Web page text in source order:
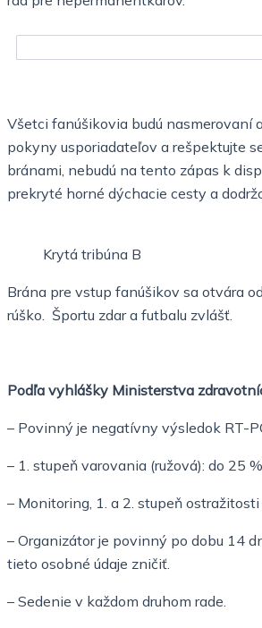
Všetci fanúšikovia budú nasmerovaní
pokyny usporiadateľov a rešpektujte
bránami, nebudú na tento zápas k
prekryté horné dýchacie cesty a
Krytá tribúna B
Brána pre vstup fanúšikov sa otvára
rúško. Športu zdar a futbalu zvlášť.
Podľa vyhlášky Ministerstva
– Povinný je negatívny výsledok RT-
– 1. stupeň varovania (ružová): do 25
– Monitoring, 1. a 2. stupeň
– Organizátor je povinný po dobu 14
tieto osobné údaje zničiť.
– Sedenie v každom druhom rade.